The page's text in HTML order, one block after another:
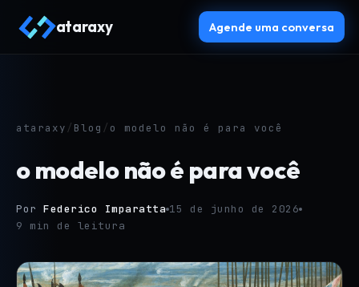
ataraxy Agende uma conversa
ataraxy / Blog / o modelo não é para você
o modelo não é para você
PorFederico Imparatta 15 de junho de 2026
9 min de leitura